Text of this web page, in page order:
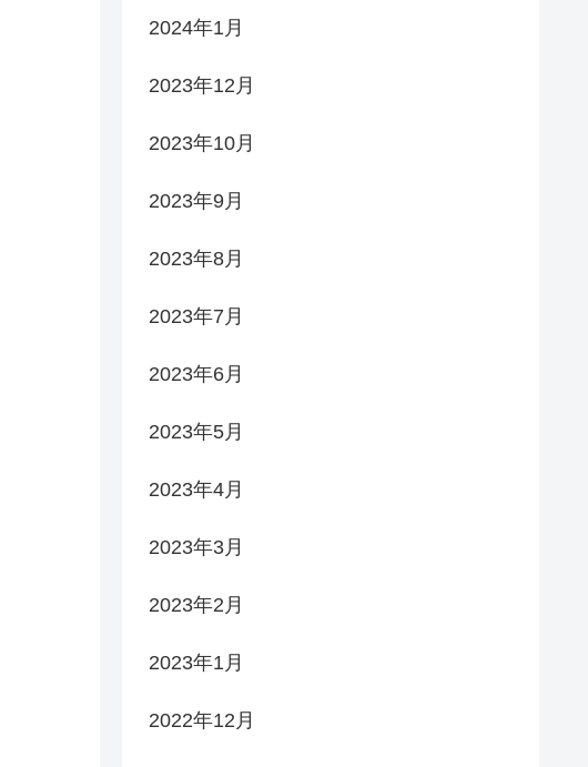
2024年1月
2023年12月
2023年10月
2023年9月
2023年8月
2023年7月
2023年6月
2023年5月
2023年4月
2023年3月
2023年2月
2023年1月
2022年12月